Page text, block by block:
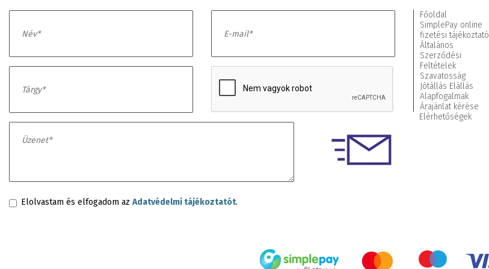
Elolvastam és elfogadom az Adatvédelmi tájékoztatót.
Főoldal
SimplePay online
fizetési tájékoztató
Általános
Szerződési
Feltételek
Szavatosság
Jótállás Elállás
Alapfogalmak
Árajánlat kérése
Elérhetőségek